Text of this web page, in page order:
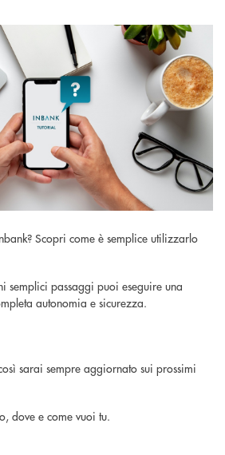
Scopri come è semplice utilizzarlo
semplici passaggi puoi eseguire una
autonomia e sicurezza.
sarai sempre aggiornato sui prossimi
dove e come vuoi tu.